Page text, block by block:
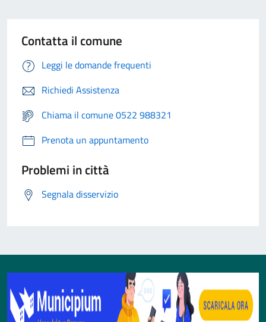
Contatta il comune
Leggi le domande frequenti
Richiedi Assistenza
Chiama il comune 0522 988321
Prenota un appuntamento
Problemi in città
Segnala disservizio